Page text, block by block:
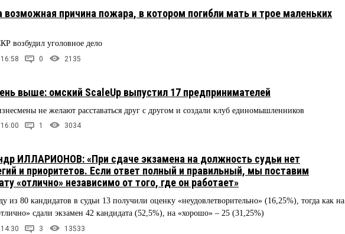
возможная причина пожара, в котором погибли мать и трое маленьких
возбудил уголовное дело
0 2135
выше: омский ScaleUp выпустил 17 предпринимателей
не желают расставаться друг с другом и создали клуб единомышленников
1 3034
ИЛЛАРИОНОВ: «При сдаче экзамена на должность судьи нет
и приоритетов. Если ответ полный и правильный, мы поставим
«отлично» независимо от того, где он работает»
из 80 кандидатов в судьи 13 получили оценку «неудовлетворительно» (16,25%), тогда как на
сдали экзамен 42 кандидата (52,5%), на «хорошо» – 25 (31,25%)
3 13533